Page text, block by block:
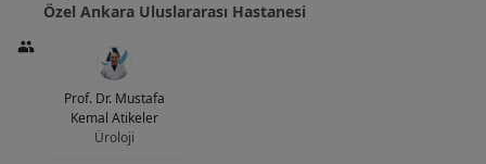
Özel Ankara Uluslararası Hastanesi
Prof. Dr. Mustafa
Kemal Atikeler
Üroloji